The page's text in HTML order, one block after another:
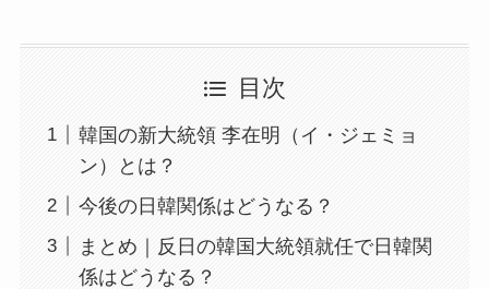
目次
韓国の新大統領 李在明（イ・ジェミョ
ン）とは？
今後の日韓関係はどうなる？
まとめ｜反日の韓国大統領就任で日韓関
係はどうなる？